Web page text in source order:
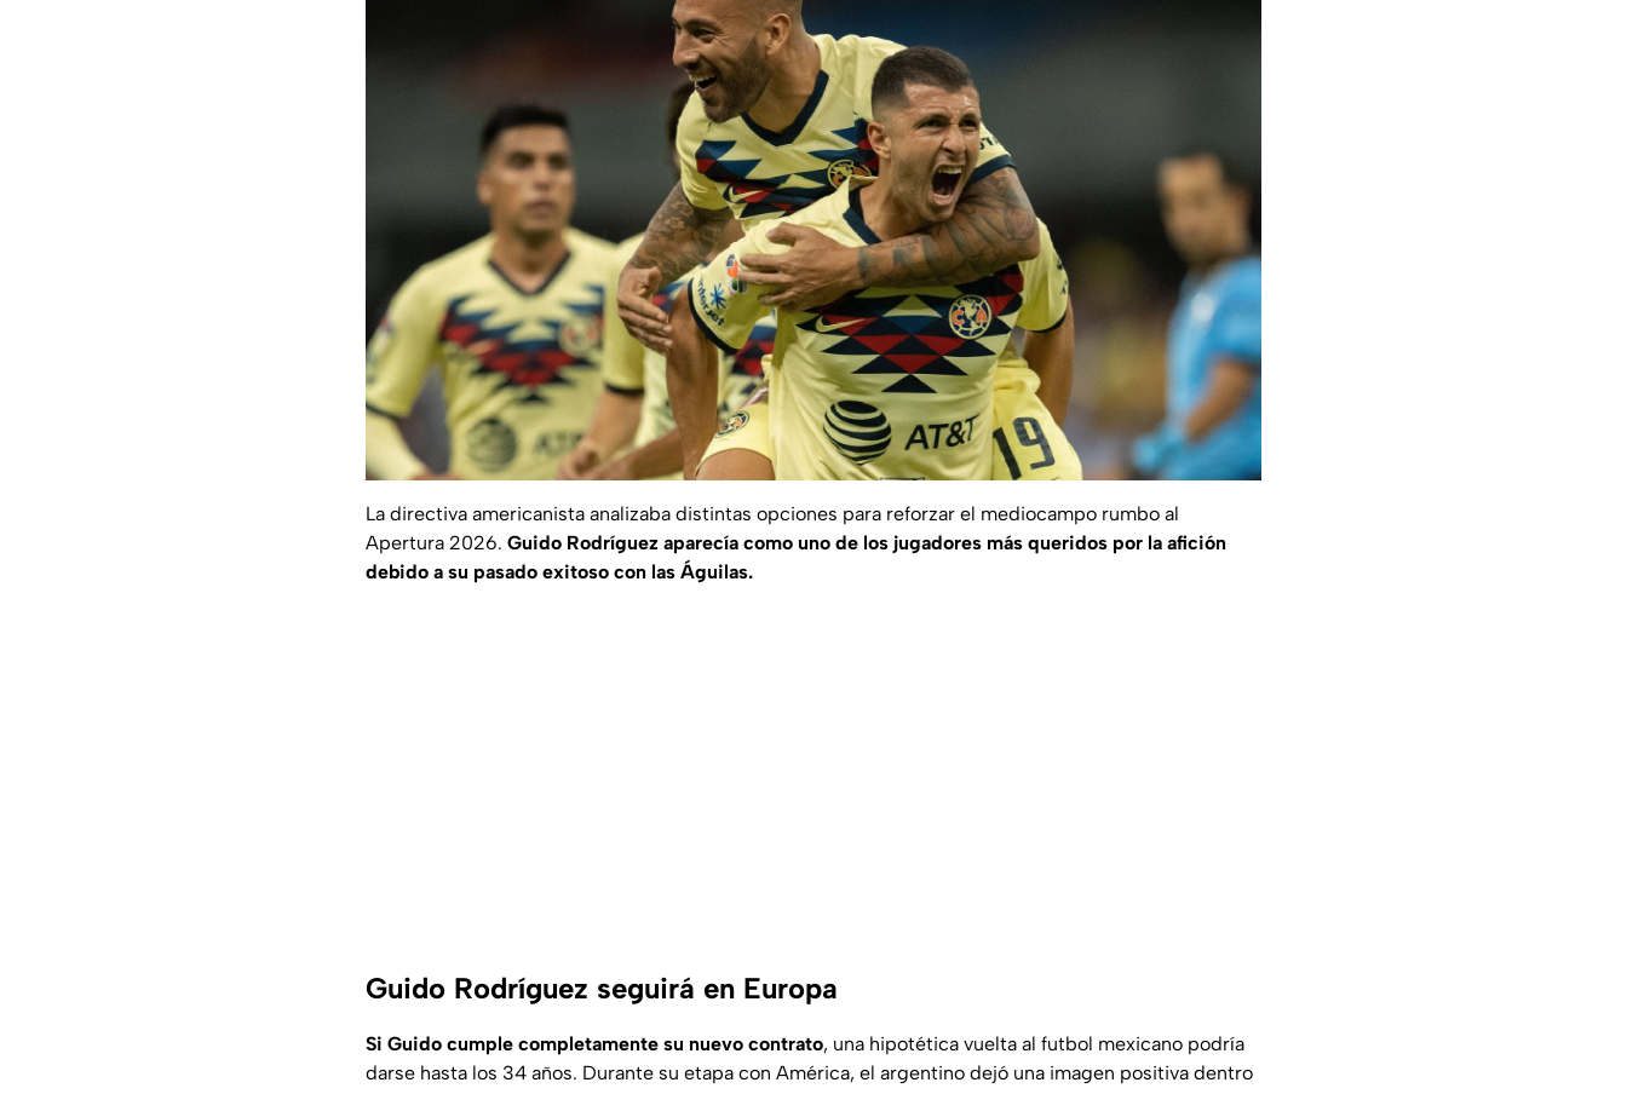
La directiva americanista analizaba distintas opciones para reforzar el mediocampo rumbo al
Apertura 2026. Guido Rodríguez aparecía como uno de los jugadores más queridos por la afición
debido a su pasado exitoso con las Águilas.
Guido Rodríguez seguirá en Europa
Si Guido cumple completamente su nuevo contrato, una hipotética vuelta al futbol mexicano podría
darse hasta los 34 años. Durante su etapa con América, el argentino dejó una imagen positiva dentro